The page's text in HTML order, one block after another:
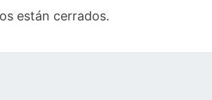
están cerrados.